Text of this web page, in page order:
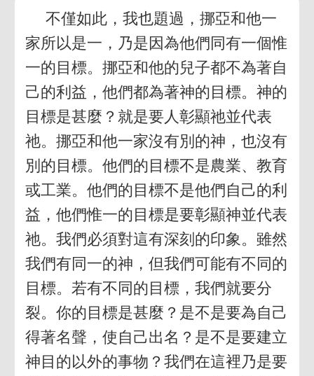
不僅如此，我也題過，挪亞和他一
家所以是一，乃是因為他們同有一個惟
一的目標。挪亞和他的兒子都不為著自
己的利益，他們都為著神的目標。神的
目標是甚麼？就是要人彰顯祂並代表
祂。挪亞和他一家沒有別的神，也沒有
別的目標。他們的目標不是農業、教育
或工業。他們的目標不是他們自己的利
益，他們惟一的目標是要彰顯神並代表
祂。我們必須對這有深刻的印象。雖然
我們有同一的神，但我們可能有不同的
目標。若有不同的目標，我們就要分
裂。你的目標是甚麼？是不是要為自己
得著名聲，使自己出名？是不是要建立
神目的以外的事物？我們在這裡乃是要